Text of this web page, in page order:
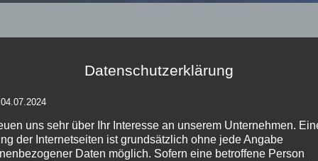
die TV-Shows zum Leuchten
Produktion kommt es auf die kleinsten Details an. Bei der Show „Was
Highlight war der Stapelkünstler Volker Paul und seine nahezu
selbst ab Min. 2:21:16:ARD Mediathek.
Datenschutzerklärung
uns sehr über Ihr Interesse an unserem Unternehmen.
der Internetseiten ist grundsätzlich ohne jede Angabe
Daten möglich. Sofern eine betroffene Person